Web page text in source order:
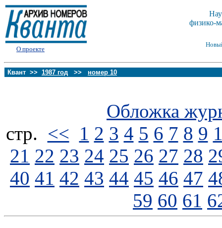
О проекте
физико-
Квант >> 1987 год >> номер 10
Обложка
стp. << 1 2 3 4 5 6 7 8 9
21 22 23 24 25 26 27 28
40 41 42 43 44 45 46 47
59 60 61